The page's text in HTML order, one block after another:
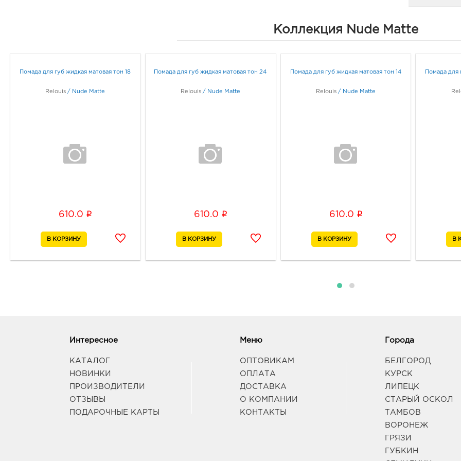
Коллекция Nude Matte
Помада для губ жидкая матовая тон 18
Relouis / Nude Matte
610.0 i
Помада для губ жидкая матовая тон 24
Relouis / Nude Matte
610.0 i
Помада для губ жидкая матовая тон 14
Relouis / Nude Matte
610.0 i
Помада для
Интересное
КАТАЛОГ
НОВИНКИ
ПРОИЗВОДИТЕЛИ
ОТЗЫВЫ
ПОДАРОЧНЫЕ КАРТЫ
Меню
ОПТОВИКАМ
ОПЛАТА
ДОСТАВКА
О КОМПАНИИ
КОНТАКТЫ
Города
БЕЛГОРОД
КУРСК
ЛИПЕЦК
СТАРЫЙ ОСКОЛ
ТАМБОВ
ВОРОНЕЖ
ГРЯЗИ
ГУБКИН